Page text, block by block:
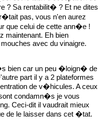
? Sa rentabilit� ? Et ne dites
pas, vous n'en aurez
que celui de cette ann�e !
maintenant. Eh bien
avec du vinaigre.
bien car un peu �loign� de
part il y a 2 plateformes
de v�hicules. A ceux
condamn�s je vous
Ceci-dit il vaudrait mieux
de le laisser dans cet �tat.